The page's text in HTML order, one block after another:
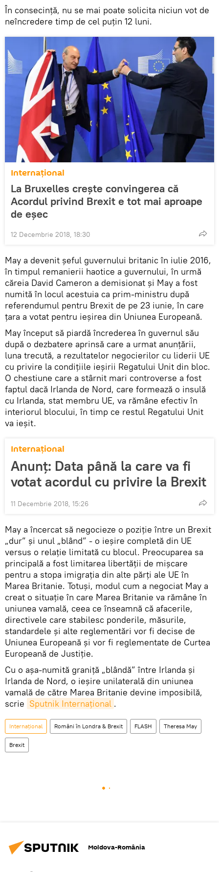
În consecință, nu se mai poate solicita niciun vot de
neîncredere timp de cel puțin 12 luni.
Internaţional
La Bruxelles crește convingerea că
Acordul privind Brexit e tot mai aproape
de eșec
12 Decembrie 2018, 18:30
May a devenit șeful guvernului britanic în iulie 2016,
în timpul remanierii haotice a guvernului, în urmă
căreia David Cameron a demisionat și May a fost
numită în locul acestuia ca prim-ministru după
referendumul pentru Brexit de pe 23 iunie, în care
ţara a votat pentru ieşirea din Uniunea Europeană.
May început să piardă încrederea în guvernul său
după o dezbatere aprinsă care a urmat anunțării,
luna trecută, a rezultatelor negocierilor cu liderii UE
cu privire la condițiile ieşirii Regatului Unit din bloc.
O chestiune care a stârnit mari controverse a fost
faptul dacă Irlanda de Nord, care formează o insulă
cu Irlanda, stat membru UE, va rămâne efectiv în
interiorul blocului, în timp ce restul Regatului Unit
va ieșit.
Internaţional
Anunţ: Data până la care va fi
votat acordul cu privire la Brexit
11 Decembrie 2018, 15:26
May a încercat să negocieze o poziţie între un Brexit
„dur” şi unul „blând” - o ieşire completă din UE
versus o relație limitată cu blocul. Preocuparea sa
principală a fost limitarea libertății de mișcare
pentru a stopa imigrația din alte părți ale UE în
Marea Britanie. Totuşi, modul cum a negociat May a
creat o situație în care Marea Britanie va rămâne în
uniunea vamală, ceea ce înseamnă că afacerile,
directivele care stabilesc ponderile, măsurile,
standardele și alte reglementări vor fi decise de
Uniunea Europeană și vor fi reglementate de Curtea
Europeană de Justiție.
Cu o aşa-numită graniță „blândă” între Irlanda și
Irlanda de Nord, o ieşire unilaterală din uniunea
vamală de către Marea Britanie devine imposibilă,
scrie Sputnik Internaţional .
Internaţional Români în Londra & Brexit FLASH Theresa May
Brexit
Moldova-România